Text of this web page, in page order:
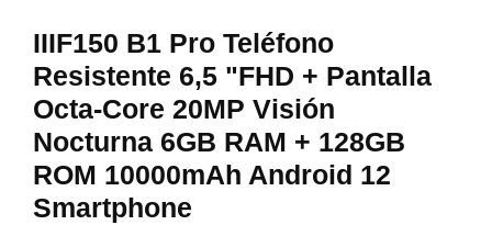
IIIF150 B1 Pro Teléfono
Resistente 6,5 "FHD + Pantalla
Octa-Core 20MP Visión
Nocturna 6GB RAM + 128GB
ROM 10000mAh Android 12
Smartphone